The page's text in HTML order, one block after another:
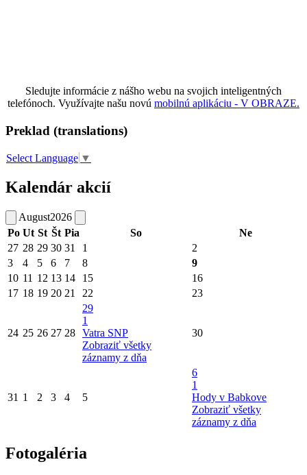
Sledujte informácie z nášho webu na svojich inteligentných
telefónoch. Využívajte našu novú mobilnú aplikáciu - V OBRAZE.
Preklad (translations)
Select Language ▼
Kalendár akcií
August2026
Po Ut St Št Pia So
Ne
27 28 29 30 31 1
2
3
4 5 6 7 8
9
10 11 12 13 14 15
16
17 18 19 20 21 22 23
24 25 26 27 28
29
1
Vatra SNP
Zobraziť všetky
záznamy z dňa
30
31 1 2 3 4 5
6
1
Hody v Babkove
Zobraziť všetky
záznamy z dňa
Fotogaléria